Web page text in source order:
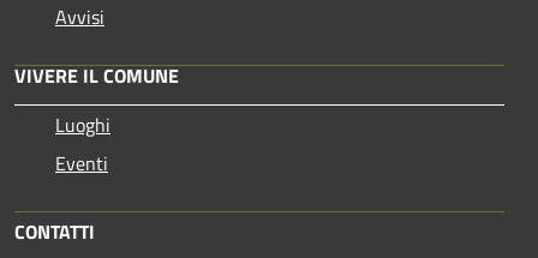
Avvisi
VIVERE IL COMUNE
Luoghi
Eventi
CONTATTI